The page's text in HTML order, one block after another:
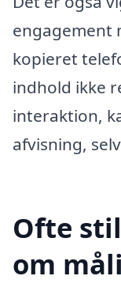
engagement
kopieret
indhold ikke
interaktion,
afvisning,
Ofte
om